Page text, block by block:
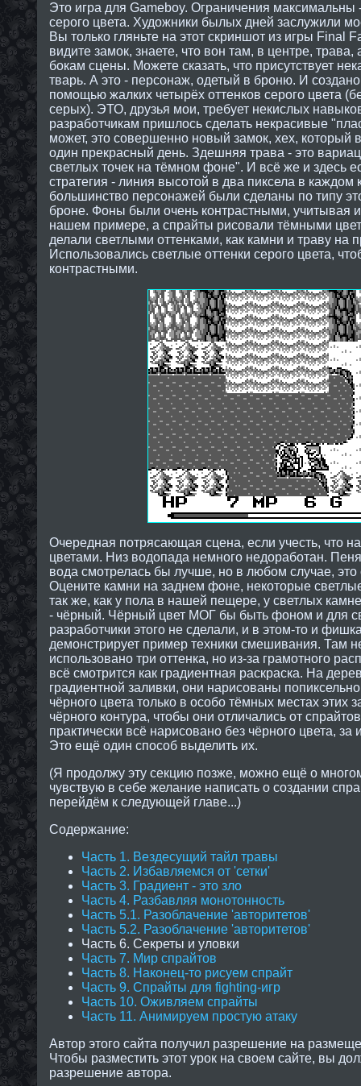
Это игра для Gameboy. Ограничения максимальны
серого цвета. Художники былых дней заслужили
Вы только гляньте на этот скриншот из игры Final
видите замок, знаете, что вон там, в центре, трава,
бокам сцены. Можете сказать, что присутствует
тварь. А это - персонаж, одетый в броню. И
помощью жалких четырёх оттенков серого цвета
серых). ЭТО, друзья мои, требует некислых
разработчикам пришлось сделать некрасивые
может, это совершенно новый замок, хех, который
один прекрасный день. Здешняя трава - это
светлых точек на тёмном фоне". И всё же и здесь
стратегия - линия высотой в два пиксела в каждом
большинство персонажей были сделаны по типу
броне. Фоны были очень контрастными, учитывая
нашем примере, а спрайты рисовали тёмными
делали светлыми оттенками, как камни и траву на
Использовались светлые оттенки серого цвета,
контрастными.
Очередная потрясающая сцена, если учесть, что
цветами. Низ водопада немного недоработан.
вода смотрелась бы лучше, но в любом случае,
Оцените камни на заднем фоне, некоторые
так же, как у пола в нашей пещере, у светлых
- чёрный. Чёрный цвет МОГ бы быть фоном и для
разработчики этого не сделали, и в этом-то и
демонcтрирует пример техники смешивания. Там
использовано три оттенка, но из-за грамотного
всё смотрится как градиентная раскраска. На
градиентной заливки, они нарисованы
чёрного цвета только в особо тёмных местах этих
чёрного контура, чтобы они отличались от
практически всё нарисовано без чёрного цвета,
Это ещё один способ выделить их.
(Я продолжу эту секцию позже, можно ещё о
чувствую в себе желание написать о создании
перейдём к следующей главе...)
Содержание:
Часть 1. Вездесущий тайл травы
Часть 2. Избавляемся от 'сетки'
Часть 3. Градиент - это зло
Часть 4. Разбавляя монотонность
Часть 5.1. Разоблачение 'авторитетов'
Часть 5.2. Разоблачение 'авторитетов'
Часть 6. Секреты и уловки
Часть 7. Мир спрайтов
Часть 8. Наконец-то рисуем спрайт
Часть 9. Спрайты для fighting-игр
Часть 10. Оживляем спрайты
Часть 11. Анимируем простую атаку
Автор этого сайта получил разрешение на
Чтобы разместить этот урок на своем сайте, вы
разрешение автора.